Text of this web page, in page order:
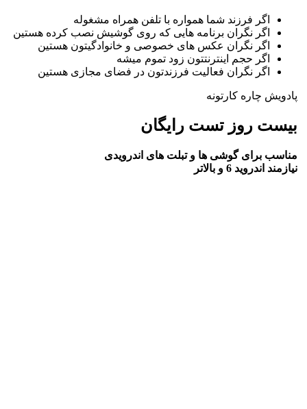
اگر فرزند شما همواره با تلفن همراه مشغوله
اگر نگران برنامه هایی که روی گوشیش نصب کرده هستین
اگر نگران عکس های خصوصی و خانوادگیتون هستین
اگر حجم اینترنتتون زود تموم میشه
اگر نگران فعالیت فرزندتون در فضای مجازی هستین
پادویش چاره کارتونه
بیست روز تست رایگان
مناسب برای گوشی ها و تبلت های اندرویدی
نیازمند اندروید 6 و بالاتر